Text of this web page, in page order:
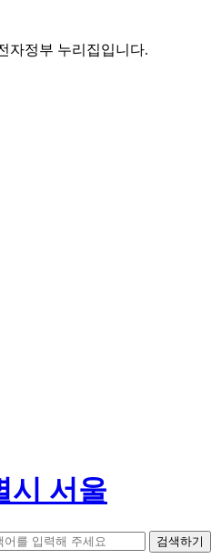
자정부 누리집입니다.
시 서울
검색하기